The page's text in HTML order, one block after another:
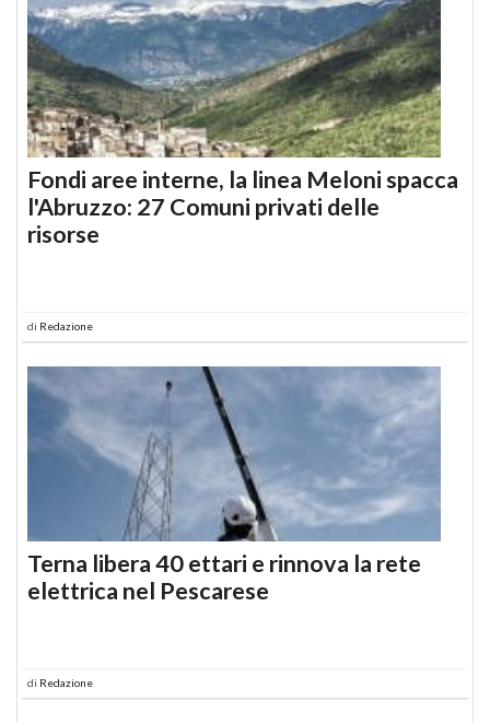
Fondi aree interne, la linea Meloni spacca
l'Abruzzo: 27 Comuni privati delle
risorse
di Redazione
Terna libera 40 ettari e rinnova la rete
elettrica nel Pescarese
di Redazione